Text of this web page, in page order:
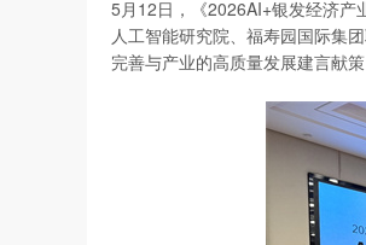
5月12日，《2026AI+银发经济产
人工智能研究院、福寿园国际集
完善与产业的高质量发展建言献